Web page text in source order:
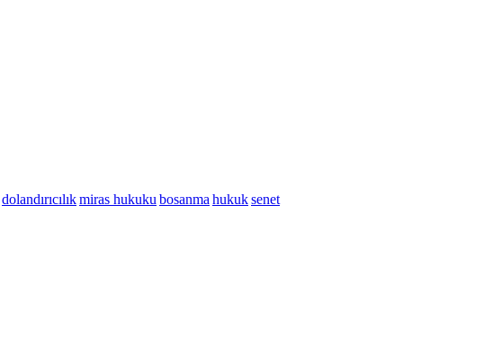
dolandırıcılıkmiras hukuku bosanma hukuksenet